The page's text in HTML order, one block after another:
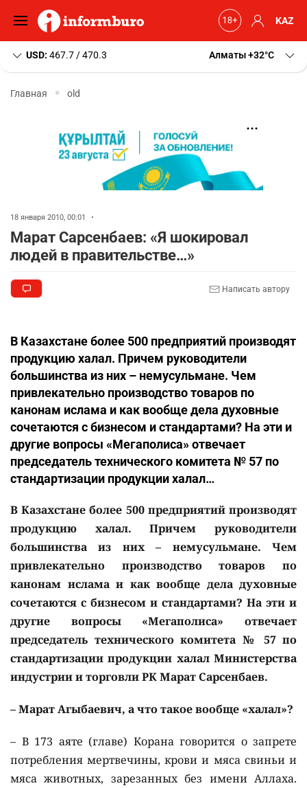
KAZ
USD: 467.7 / 470.3 Алматы+32 C
Главная old
18 января 2010, 00:01 •
Марат Сарсенбаев: «Я шокировал
людей в правительстве…»
Написать автору
В Казахстане более 500 предприятий производят
продукцию халал. Причем руководители
большинства из них – немусульмане. Чем
привлекательно производство товаров по
канонам ислама и как вообще дела духовные
сочетаются с бизнесом и стандартами? На эти и
другие вопросы «Мегаполиса» отвечает
председатель технического комитета № 57 по
стандартизации продукции халал…
В Казахстане более 500 предприятий производят
продукцию халал. Причем руководители
большинства из них – немусульмане. Чем
привлекательно производство товаров по
канонам ислама и как вообще дела духовные
сочетаются с бизнесом и стандартами? На эти и
другие вопросы «Мегаполиса» отвечает
председатель технического комитета № 57 по
стандартизации продукции халал Министерства
индустрии и торговли РК Марат Сарсенбаев.
– Марат Агыбаевич, а что такое вообще «халал»?
– В 173 аяте (главе) Корана говорится о запрете
потребления мертвечины, крови и мяса свиньи и
мяса животных, зарезанных без имени Аллаха.